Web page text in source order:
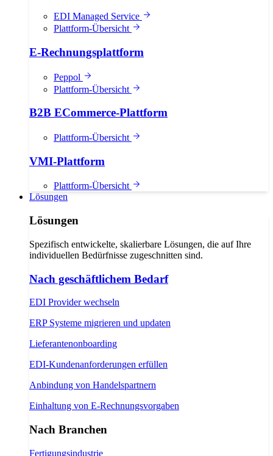
EDI Managed Service
Plattform-Übersicht
E-Rechnungsplattform
Peppol
Plattform-Übersicht
B2B ECommerce-Plattform
Plattform-Übersicht
VMI-Plattform
Plattform-Übersicht
Lösungen
Lösungen
Spezifisch entwickelte, skalierbare Lösungen, die auf Ihre
individuellen Bedürfnisse zugeschnitten sind.
Nach geschäftlichem Bedarf
EDI Provider wechseln
ERP Systeme migrieren und updaten
Lieferantenonboarding
EDI-Kundenanforderungen erfüllen
Anbindung von Handelspartnern
Einhaltung von E-Rechnungsvorgaben
Nach Branchen
Fertigungsindustrie